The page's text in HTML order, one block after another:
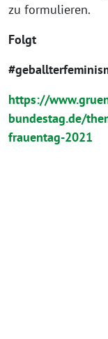
zu formulieren.
Folgt
https://
bundestag.de/
frauentag-2021